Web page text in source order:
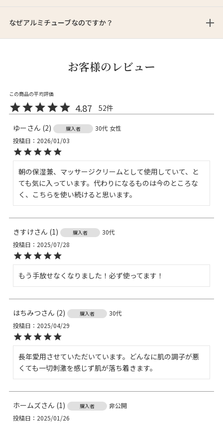
なぜアルミチューブなのですか？
お客様のレビュー
4.87
52
ゆー
2 購入者 30代 女性
投稿日
2026/01/03
朝の保湿兼、マッサージクリームとして使用していて、と
ても気に入っています。代わりになるものは今のところな
く、こちらを使い続けると思います。
きすけ 1 購入者
30代
投稿日
2025/07/28
もう手放せなくなりました！必ず使ってます！
はちみつ 2 購入者
30代
投稿日
2025/04/29
長年愛用させていただいています。どんなに肌の調子が悪
くても一切刺激を感じず肌が落ち着きます。
ホームズ 1 購入者
非公開
投稿日
2025/01/26